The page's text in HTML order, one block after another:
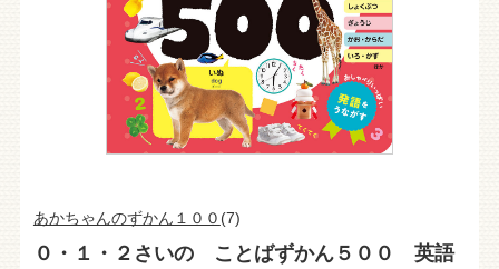
あかちゃんのずかん１００ (7)
０・１・２さいの ことばずかん５００ 英語